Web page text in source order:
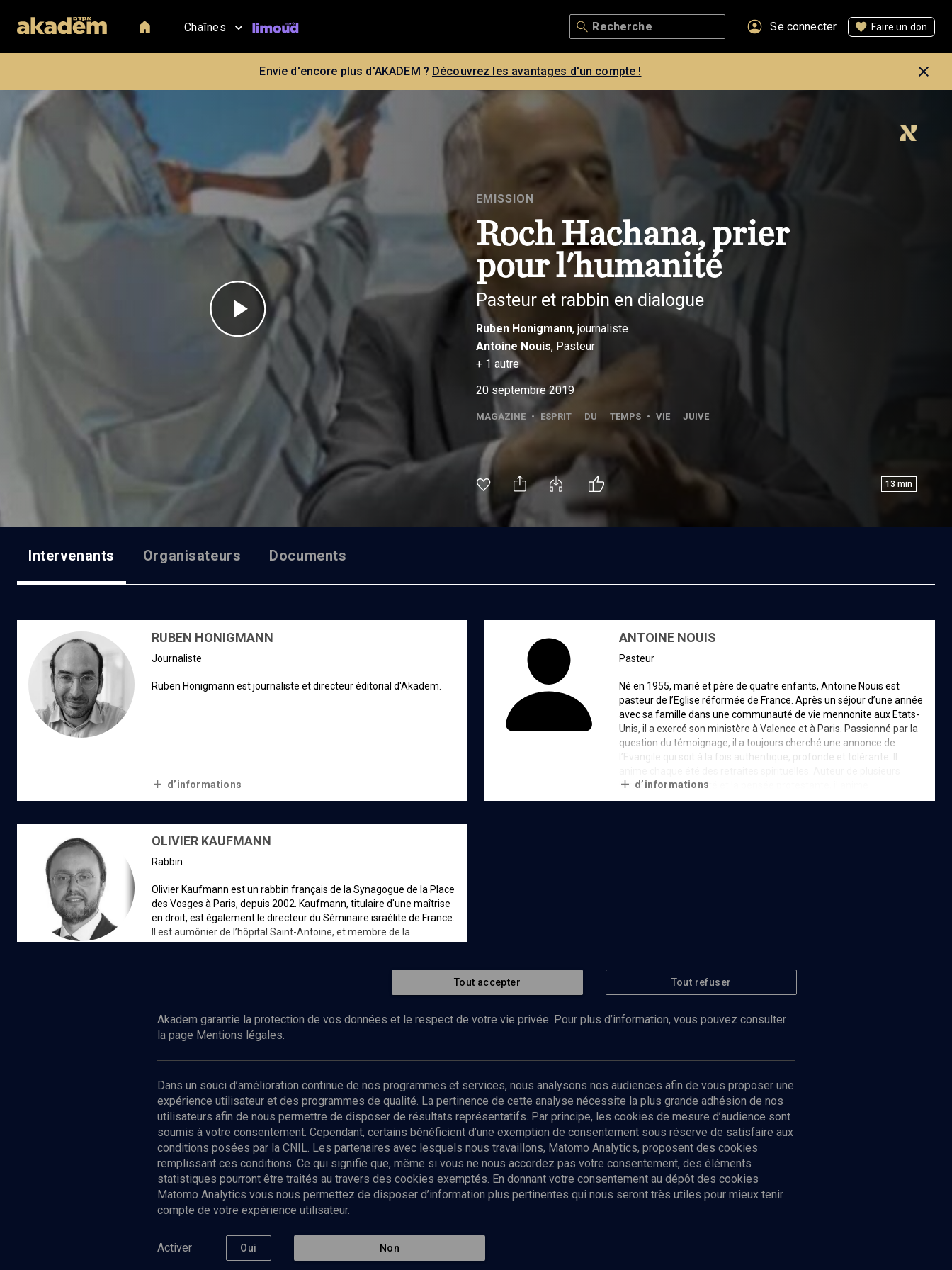
Chaînes Se connecter Faire un don
Envie d'encore plus d'AKADEM ? Découvrez les avantages d'un compte !
EMISSION
Roch Hachana, prier
pour l'humanité
Pasteur et rabbin en dialogue
Ruben Honigmann, journaliste
Antoine Nouis, Pasteur
+ 1 autre
20 septembre 2019
MAGAZINE • ESPRIT DU TEMPS • VIE JUIVE
13 min
Intervenants Organisateurs Documents
RUBEN HONIGMANN
journaliste
Ruben Honigmann est journaliste et directeur éditorial d'Akadem.
d’informations
ANTOINE NOUIS
Pasteur
Né en 1955, marié et père de quatre enfants, Antoine Nouis est
pasteur de l’Eglise réformée de France. Après un séjour d’une année
avec sa famille dans une communauté de vie mennonite aux Etats-
Unis, il a exercé son ministère à Valence et à Paris. Passionné par la
question du témoignage, il a toujours cherché une annonce de
l’Evangile qui soit à la fois authentique, profonde et tolérante. Il
livres sur la spiritualité et la pensée protestante, il anime
régulièrement des émissions de radio. Après avoir écrit de
d’informations
OLIVIER KAUFMANN
rabbin
Olivier Kaufmann est un rabbin français de la Synagogue de la Place
des Vosges à Paris, depuis 2002. Kaufmann, titulaire d'une maîtrise
en droit, est également le directeur du Séminaire israélite de France.
Il est aumônier de l’hôpital Saint-Antoine, et membre de la
Abonnez-vous à notre newsletter
Envoyer
Nos Chaines
Culture
Politique de protection des données
Tout accepter Tout refuser
Akadem garantie la protection de vos données et le respect de votre vie privée. Pour plus d’information, vous pouvez consulter
la page Mentions légales.
Dans un souci d’amélioration continue de nos programmes et services, nous analysons nos audiences afin de vous proposer une
expérience utilisateur et des programmes de qualité. La pertinence de cette analyse nécessite la plus grande adhésion de nos
utilisateurs afin de nous permettre de disposer de résultats représentatifs. Par principe, les cookies de mesure d’audience sont
soumis à votre consentement. Cependant, certains bénéficient d’une exemption de consentement sous réserve de satisfaire aux
conditions posées par la CNIL. Les partenaires avec lesquels nous travaillons, Matomo Analytics, proposent des cookies
remplissant ces conditions. Ce qui signifie que, même si vous ne nous accordez pas votre consentement, des éléments
statistiques pourront être traités au travers des cookies exemptés. En donnant votre consentement au dépôt des cookies
Matomo Analytics vous nous permettez de disposer d’information plus pertinentes qui nous seront très utiles pour mieux tenir
compte de votre expérience utilisateur.
Activer Oui Non